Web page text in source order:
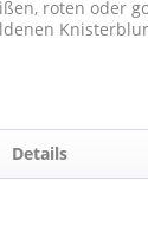
roten oder
Details